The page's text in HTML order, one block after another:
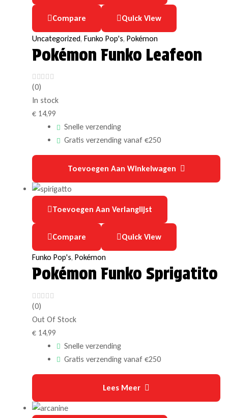
Compare Quick View
Uncategorized, Funko Pop's, Pokémon
Pokémon Funko Leafeon
(0)
In stock
€ 14,99
Snelle verzending
Gratis verzending vanaf €250
Toevoegen Aan Winkelwagen
Toevoegen Aan Verlanglijst
Compare Quick View
Funko Pop's, Pokémon
Pokémon Funko Sprigatito
(0)
Out Of Stock
€ 14,99
Snelle verzending
Gratis verzending vanaf €250
Lees Meer